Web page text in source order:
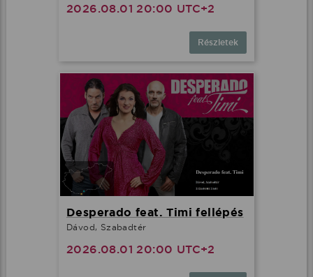
2026.08.01 20:00 UTC+2
Részletek
Desperado feat. Timi fellépés
Dávod, Szabadtér
2026.08.01 20:00 UTC+2